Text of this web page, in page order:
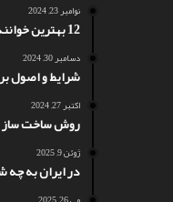
نوامبر 23, 2024
12 بهترین خوانندگان موسیقی کلاسیک ایرانی+ نکات و حقایق جالب
دسامبر 30, 2024
شرایط و اصول
اکتبر 27, 2024
روش ساخت ساز
ژوئن 9, 2025
در ایران به چه